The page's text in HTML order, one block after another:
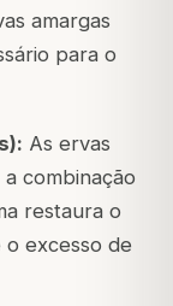
amargas
para o
As ervas
combinação
restaura o
excesso de